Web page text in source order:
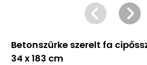
Betonszürke szerelt fa
34 x 183 cm